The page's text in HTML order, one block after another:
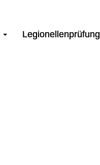
Legionellenprüfung